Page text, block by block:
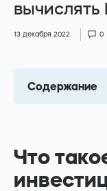
Facebook
вычислять
13 декабря 2022 0
Содержание
Что